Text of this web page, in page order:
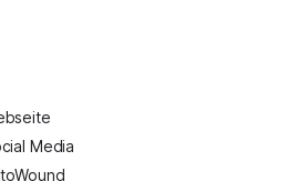
Media